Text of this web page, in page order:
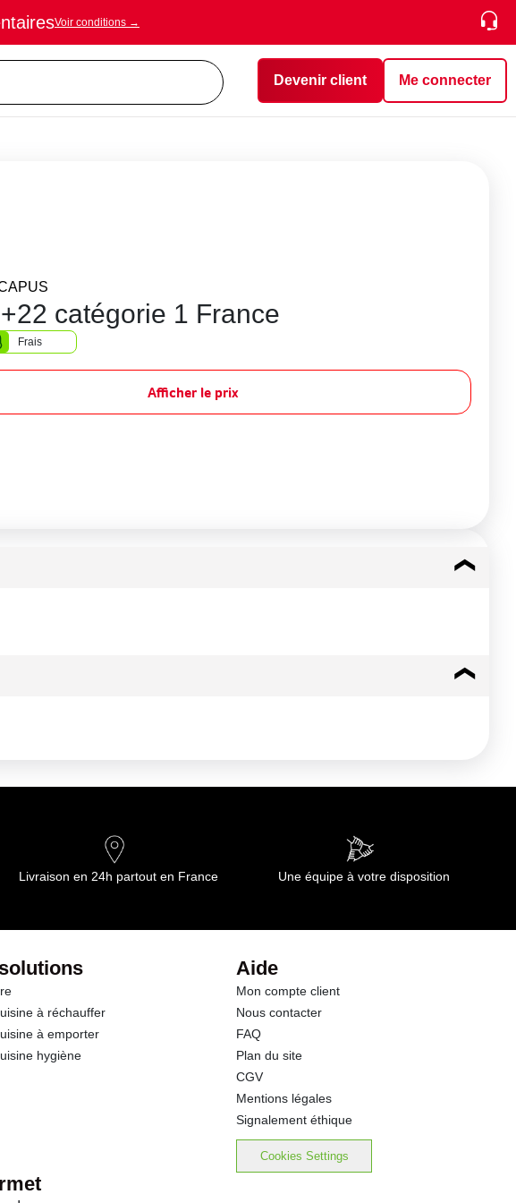
Voir conditions →
Devenir client Me connecter
catégorie 1 France
Frais
Afficher le prix
Livraison en 24h partout en France Une équipe à votre disposition
à réchauffer
à emporter
hygiène
Aide
Mon compte client
Nous contacter
FAQ
Plan du site
CGV
Mentions légales
Signalement éthique
Cookies Settings